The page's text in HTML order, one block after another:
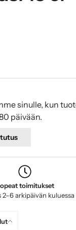
sinulle, kun
päivään.
toimitukset
2–6 arkipäivän kuluessa